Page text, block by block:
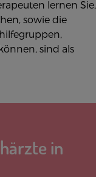
lernen Sie,
sowie die
sind als
in